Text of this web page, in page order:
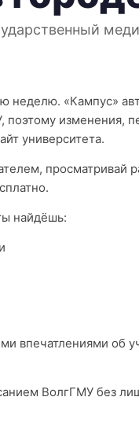
неделю. «Кампус»
поэтому изменения,
университета.
просматривай
найдёшь:
впечатлениями об
ВолгГМУ без